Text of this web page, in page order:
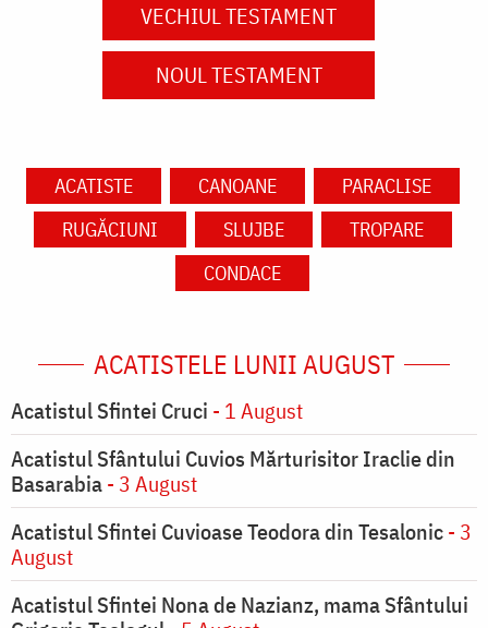
VECHIUL TESTAMENT
NOUL TESTAMENT
ACATISTE CANOANE
PARACLISE
RUGĂCIUNI
SLUJBE
TROPARE
CONDACE
ACATISTELE LUNII AUGUST
Acatistul Sfintei Cruci - 1 August
Acatistul Sfântului Cuvios Mărturisitor Iraclie din
Basarabia- 3 August
Acatistul Sfintei Cuvioase Teodora din Tesalonic- 3
August
Acatistul Sfintei Nona de Nazianz, mama Sfântului